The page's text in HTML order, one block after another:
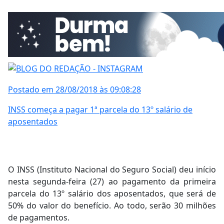
Postado em 28/08/2018 às 09:08:28
INSS começa a pagar 1ª parcela do 13º salário de
aposentados
O INSS (Instituto Nacional do Seguro Social) deu início
nesta segunda-feira (27) ao pagamento da primeira
parcela do 13º salário dos aposentados, que será de
50% do valor do benefício. Ao todo, serão 30 milhões
de pagamentos.